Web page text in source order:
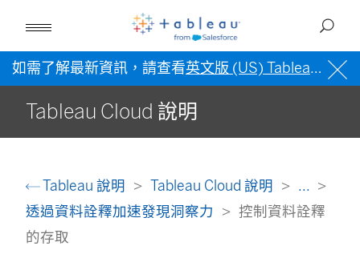
如需了解最新資訊，請查看英文版 (US) Tableau 說明
Tableau Cloud 說明
Tableau 說明 Tableau Cloud 說明
...
透過資料詮釋加速發現洞察力
控制資料詮釋
的存取